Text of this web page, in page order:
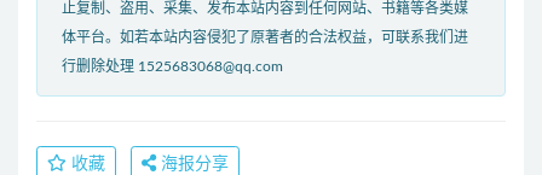
止复制、盗用、采集、发布本站内容到任何网站、书籍等各类媒
体平台。如若本站内容侵犯了原著者的合法权益，可联系我们进
行删除处理 1525683068@qq.com
收藏 海报分享